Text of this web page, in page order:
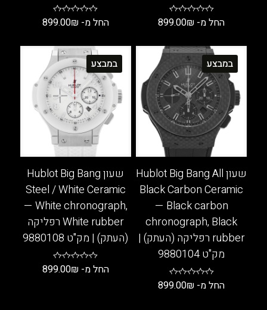
החל מ- 899.00₪
זה
יש
מספר
סוגים.
ניתן
לבחור
את
האפשרויות
בעמוד
המוצר
החל מ- 899.00₪
זה
יש
מספר
סוגים.
ניתן
לבחור
את
האפשרויות
בעמוד
המוצר
במבצע
שעון Hublot Big Bang All
Black Carbon Ceramic
— Black carbon
chronograph, Black
rubber רפליקה (העתק) |
מק"ט 9880104
החל מ- 899.00₪
במבצע
שעון Hublot Big Bang
Steel / White Ceramic
— White chronograph,
White rubber רפליקה
(העתק) | מק"ט 9880108
החל מ- 899.00₪